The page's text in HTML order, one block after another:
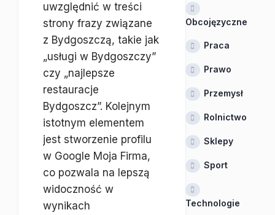
uwzględnić w treści
strony frazy związane
z Bydgoszczą, takie jak
„usługi w Bydgoszczy”
czy „najlepsze
restauracje
Bydgoszcz”. Kolejnym
istotnym elementem
jest stworzenie profilu
w Google Moja Firma,
co pozwala na lepszą
widoczność w
wynikach
Obcojęzyczne
Praca
Prawo
Przemysł
Rolnictwo
Sklepy
Sport
Technologie